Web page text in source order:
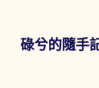
碌兮的隨